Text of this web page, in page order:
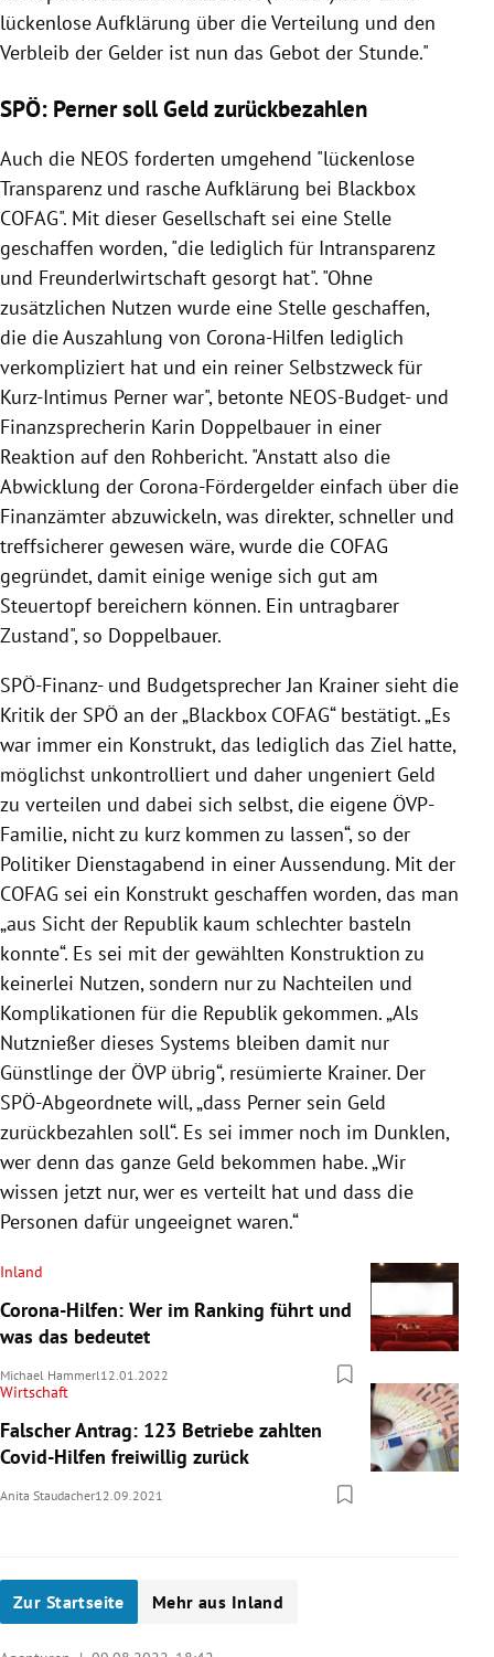
lückenlose Aufklärung über die Verteilung und den
Verbleib der Gelder ist nun das Gebot der Stunde."
SPÖ: Perner soll Geld zurückbezahlen
Auch die NEOS forderten umgehend "lückenlose
Transparenz und rasche Aufklärung bei Blackbox
COFAG". Mit dieser Gesellschaft sei eine Stelle
geschaffen worden, "die lediglich für Intransparenz
und Freunderlwirtschaft gesorgt hat". "Ohne
zusätzlichen Nutzen wurde eine Stelle geschaffen,
die die Auszahlung von Corona-Hilfen lediglich
verkompliziert hat und ein reiner Selbstzweck für
Kurz-Intimus Perner war", betonte NEOS-Budget- und
Finanzsprecherin Karin Doppelbauer in einer
Reaktion auf den Rohbericht. "Anstatt also die
Abwicklung der Corona-Fördergelder einfach über die
Finanzämter abzuwickeln, was direkter, schneller und
treffsicherer gewesen wäre, wurde die COFAG
gegründet, damit einige wenige sich gut am
Steuertopf bereichern können. Ein untragbarer
Zustand", so Doppelbauer.
SPÖ-Finanz- und Budgetsprecher Jan Krainer sieht die
Kritik der SPÖ an der „Blackbox COFAG“ bestätigt. „Es
war immer ein Konstrukt, das lediglich das Ziel hatte,
möglichst unkontrolliert und daher ungeniert Geld
zu verteilen und dabei sich selbst, die eigene ÖVP-
Familie, nicht zu kurz kommen zu lassen“, so der
Politiker Dienstagabend in einer Aussendung. Mit der
COFAG sei ein Konstrukt geschaffen worden, das man
„aus Sicht der Republik kaum schlechter basteln
konnte“. Es sei mit der gewählten Konstruktion zu
keinerlei Nutzen, sondern nur zu Nachteilen und
Komplikationen für die Republik gekommen. „Als
Nutznießer dieses Systems bleiben damit nur
Günstlinge der ÖVP übrig“, resümierte Krainer. Der
SPÖ-Abgeordnete will, „dass Perner sein Geld
zurückbezahlen soll“. Es sei immer noch im Dunklen,
wer denn das ganze Geld bekommen habe. „Wir
wissen jetzt nur, wer es verteilt hat und dass die
Personen dafür ungeeignet waren.“
Inland
Corona-Hilfen: Wer im Ranking führt und
was das bedeutet
Michael Hammerl 12.01.2022
Wirtschaft
Falscher Antrag: 123 Betriebe zahlten
Covid-Hilfen freiwillig zurück
Anita Staudacher12.09.2021
Zur Startseite Mehr aus Inland